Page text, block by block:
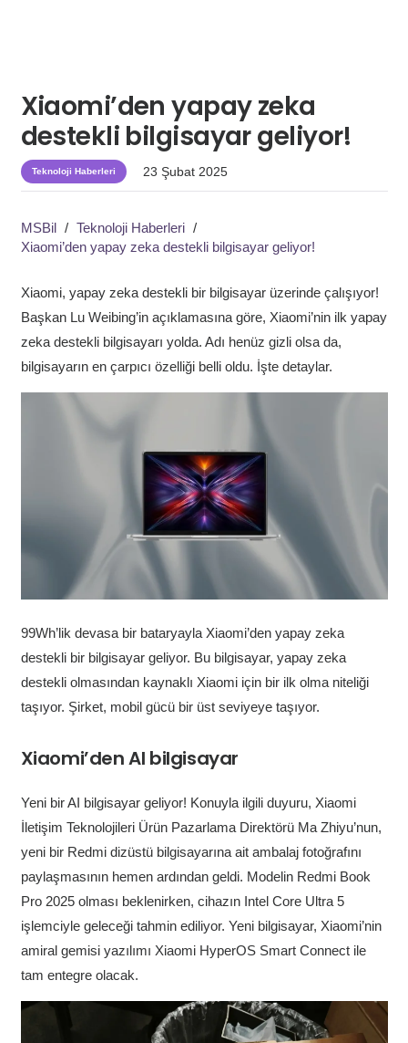
Xiaomi’den yapay zeka
destekli bilgisayar geliyor!
Teknoloji Haberleri 23 Şubat 2025
MSBil / Teknoloji Haberleri /
Xiaomi’den yapay zeka destekli bilgisayar geliyor!
Xiaomi, yapay zeka destekli bir bilgisayar üzerinde çalışıyor!
Başkan Lu Weibing’in açıklamasına göre, Xiaomi’nin ilk yapay
zeka destekli bilgisayarı yolda. Adı henüz gizli olsa da,
bilgisayarın en çarpıcı özelliği belli oldu. İşte detaylar.
99Wh’lik devasa bir bataryayla Xiaomi’den yapay zeka
destekli bir bilgisayar geliyor. Bu bilgisayar, yapay zeka
destekli olmasından kaynaklı Xiaomi için bir ilk olma niteliği
taşıyor. Şirket, mobil gücü bir üst seviyeye taşıyor.
Xiaomi’den AI bilgisayar
Yeni bir AI bilgisayar geliyor! Konuyla ilgili duyuru, Xiaomi
İletişim Teknolojileri Ürün Pazarlama Direktörü Ma Zhiyu’nun,
yeni bir Redmi dizüstü bilgisayarına ait ambalaj fotoğrafını
paylaşmasının hemen ardından geldi. Modelin Redmi Book
Pro 2025 olması beklenirken, cihazın Intel Core Ultra 5
işlemciyle geleceği tahmin ediliyor. Yeni bilgisayar, Xiaomi’nin
amiral gemisi yazılımı Xiaomi HyperOS Smart Connect ile
tam entegre olacak.